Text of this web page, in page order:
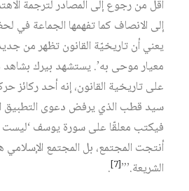
أقل من رجوع إلى المصادر لترجمة
إلى الانصاف كما تفهمها الجماعة في
يعني أن تاريخيّة القانون تظهر من
معيار موحى به’. يستشهد بيرك
على تاريخية القانون، إنه أحد ركائز
سيد قطب الذي يرفض دعوى التطبيق
فيكتب معلقّا على سورة يوسف ‘ليست
أنتجت المجتمع، بل المجتمع الإسلامي
الشريعة.’”[7]
.